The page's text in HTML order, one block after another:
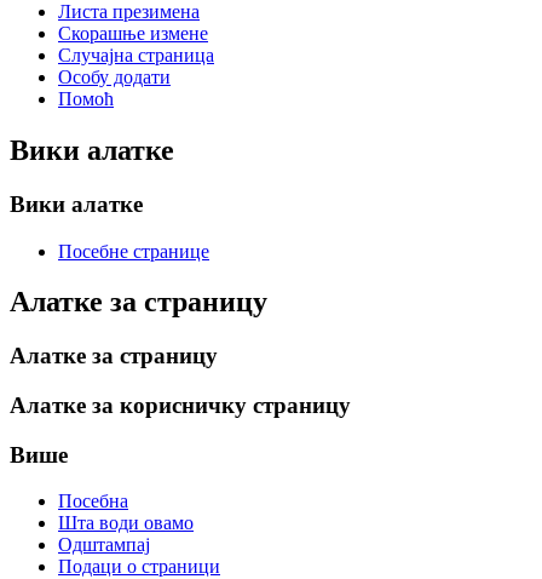
Листа презимена
Скорашње измене
Случајна страница
Особу додати
Помоћ
Вики алатке
Вики алатке
Посебне странице
Алатке за страницу
Алатке за страницу
Алатке за корисничку страницу
Више
Посебна
Шта води овамо
Одштампај
Подаци о страници